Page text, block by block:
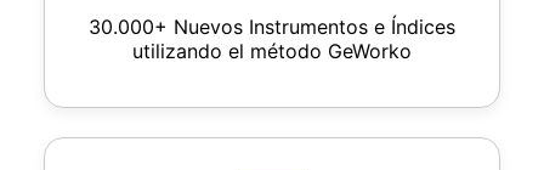
30.000+ Nuevos Instrumentos e Índices
utilizando el método GeWorko